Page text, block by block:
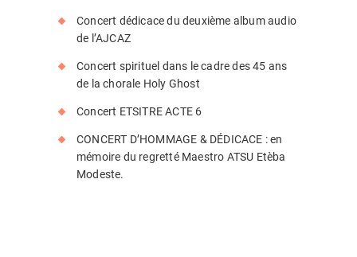
Concert dédicace du deuxième album audio
de l’AJCAZ
Concert spirituel dans le cadre des 45 ans
de la chorale Holy Ghost
Concert ETSITRE ACTE 6
CONCERT D’HOMMAGE & DÉDICACE : en
mémoire du regretté Maestro ATSU Etèba
Modeste.